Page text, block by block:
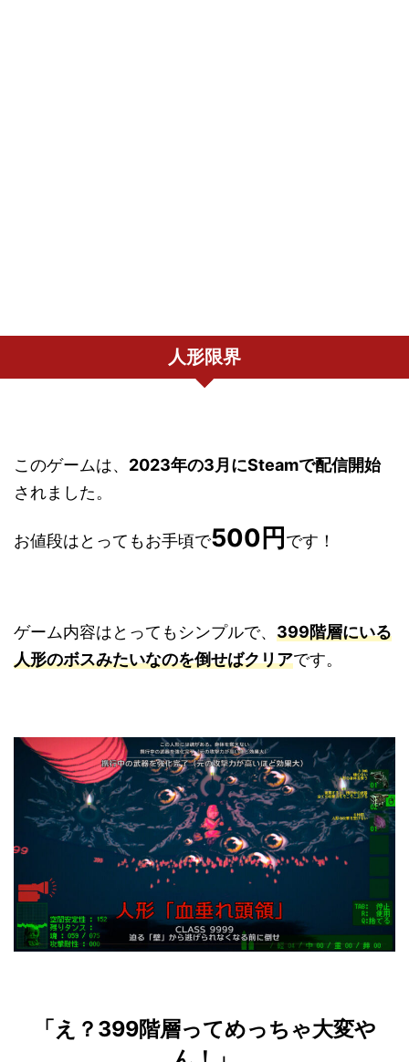
人形限界
このゲームは、 2023年の3月にSteamで配信開始
されました。
お値段はとってもお手頃で500円 です！
ゲーム内容はとってもシンプルで、 399階層にいる
人形のボスみたいなのを倒せばクリアです。
「え？399階層ってめっちゃ大変や